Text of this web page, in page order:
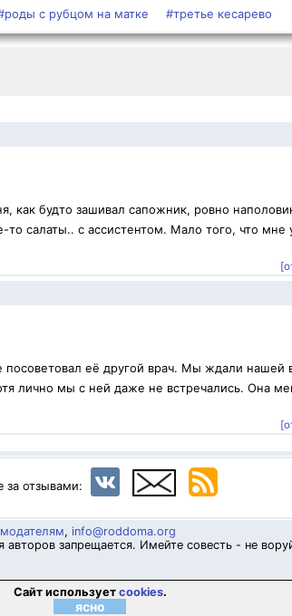
с рубцом на матке #третье кесарево
как будто зашивал сапожник, ровно
салаты.. с ассистентом. Мало того, что мне
её другой врач. Мы ждали нашей
лично мы с ней даже не встречались. Она
Сайт использует cookies.
ясно
за отзывами:
, info@roddoma.org
запрещается. Имейте совесть - не